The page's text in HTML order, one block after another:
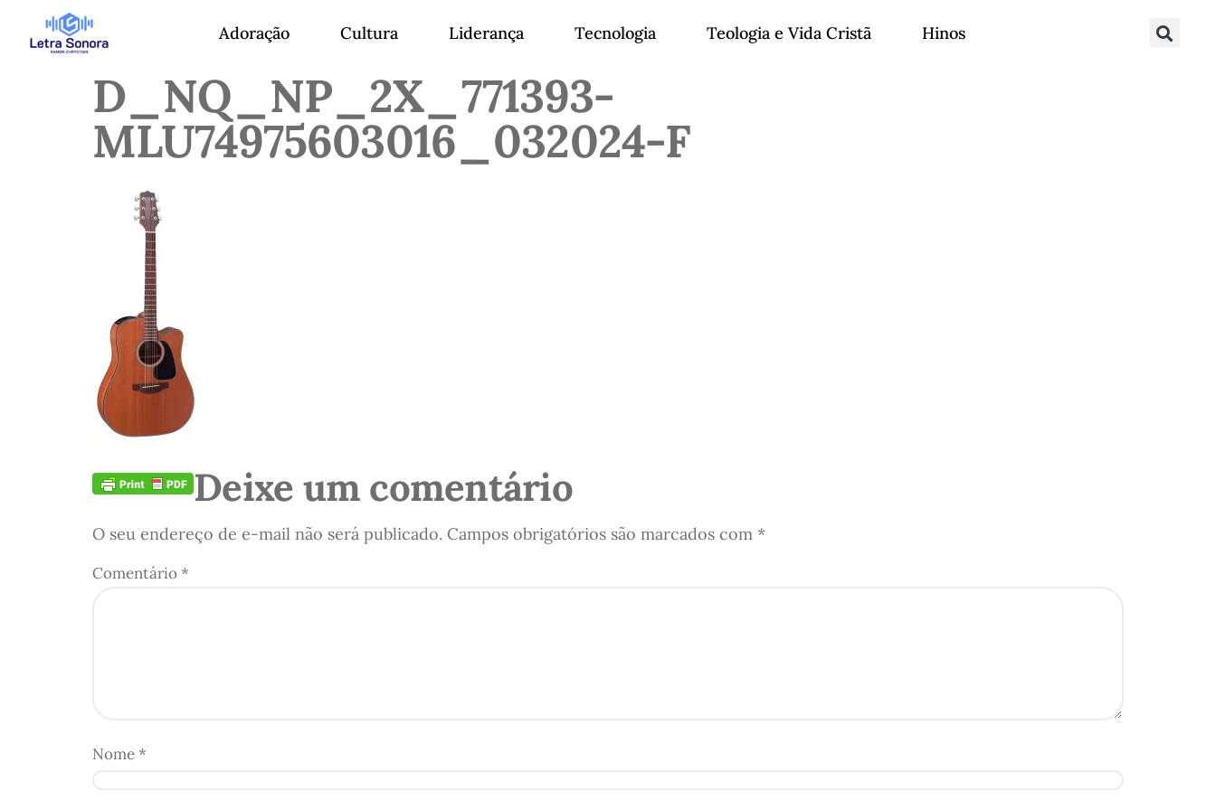
Adoração Cultura Liderança Tecnologia Teologia e Vida Cristã Hinos
D_NQ_NP_2X_771393-
MLU74975603016_032024-F
Deixe um comentário
O seu endereço de e-mail não será publicado. Campos obrigatórios são marcados com *
Comentário*
Nome*